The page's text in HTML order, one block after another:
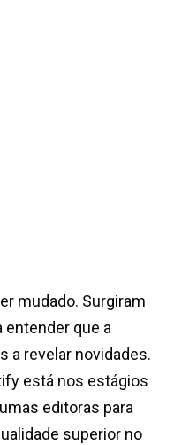
mudado. Surgiram
entender que a
a revelar novidades.
está nos estágios
editoras para
superior no